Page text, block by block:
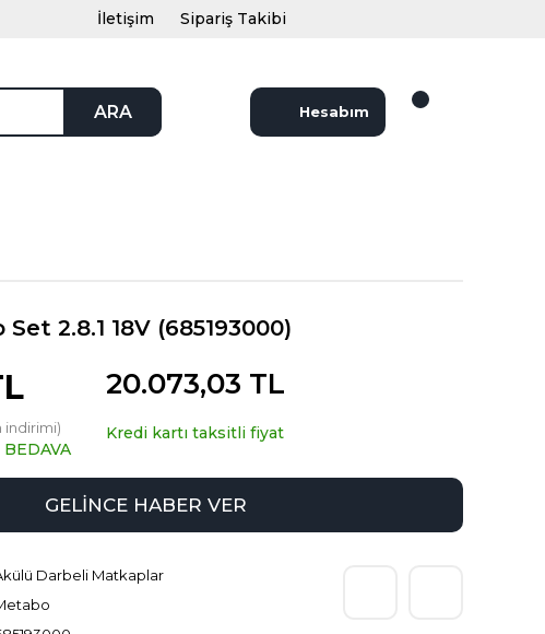
İletişim Sipariş Takibi
ARA Hesabım
2.8.1 18V (685193000)
indirimi)
20.073,03 TL
Kredi kartı taksitli fiyat
GELİNCE HABER VER
Darbeli Matkaplar